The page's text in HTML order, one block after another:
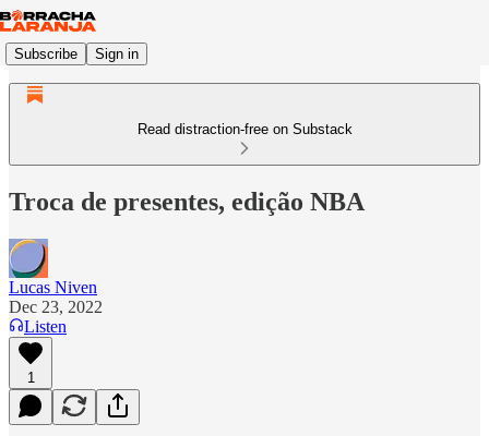
Subscribe Sign in
Read distraction-free on Substack
Troca de presentes, edição NBA
Lucas Niven
Dec 23, 2022
Listen
1